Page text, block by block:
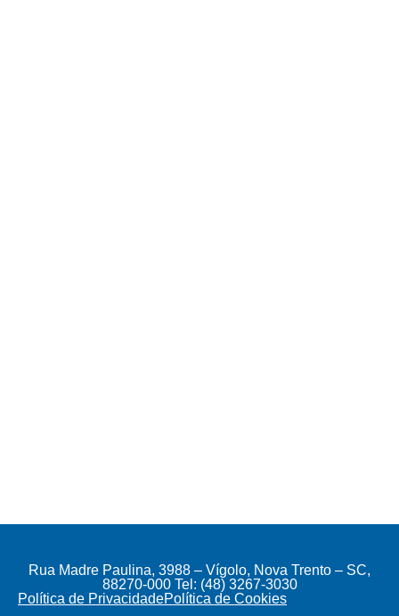
Rua Madre Paulina, 3988 – Vígolo, Nova Trento – SC,
88270-000 Tel: (48) 3267-3030
Política de PrivacidadePolítica de Cookies